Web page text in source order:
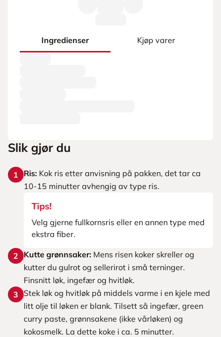
Ingredienser Kjøp varer
Slik gjør du
1 Ris: Kok ris etter anvisning på pakken, det tar ca
10-15 minutter avhengig av type ris.
Tips!
Velg gjerne fullkornsris eller en annen type med
ekstra fiber.
2 Kutte grønnsaker: Mens risen koker skreller og
kutter du gulrot og sellerirot i små terninger.
Finsnitt løk, ingefær og hvitløk.
3
Stek løk og hvitløk på middels varme i en kjele med
litt olje til løken er blank. Tilsett så ingefær, green
curry paste, grønnsakene (ikke vårløken) og
kokosmelk. La dette koke i ca. 5 minutter.